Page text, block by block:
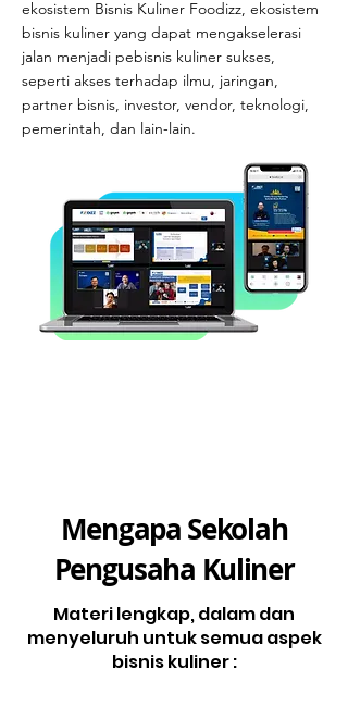
ekosistem Bisnis Kuliner Foodizz, ekosistem
bisnis kuliner yang dapat mengakselerasi
jalan menjadi pebisnis kuliner sukses,
seperti akses terhadap ilmu, jaringan,
partner bisnis, investor, vendor, teknologi,
pemerintah, dan lain-lain.
Mengapa Sekolah
Pengusaha Kuliner
Materi lengkap, dalam dan
menyeluruh untuk semua aspek
bisnis kuliner :